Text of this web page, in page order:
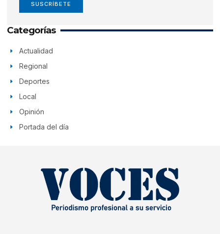
SUSCRÍBETE
Categorías
Actualidad
Regional
Deportes
Local
Opinión
Portada del día